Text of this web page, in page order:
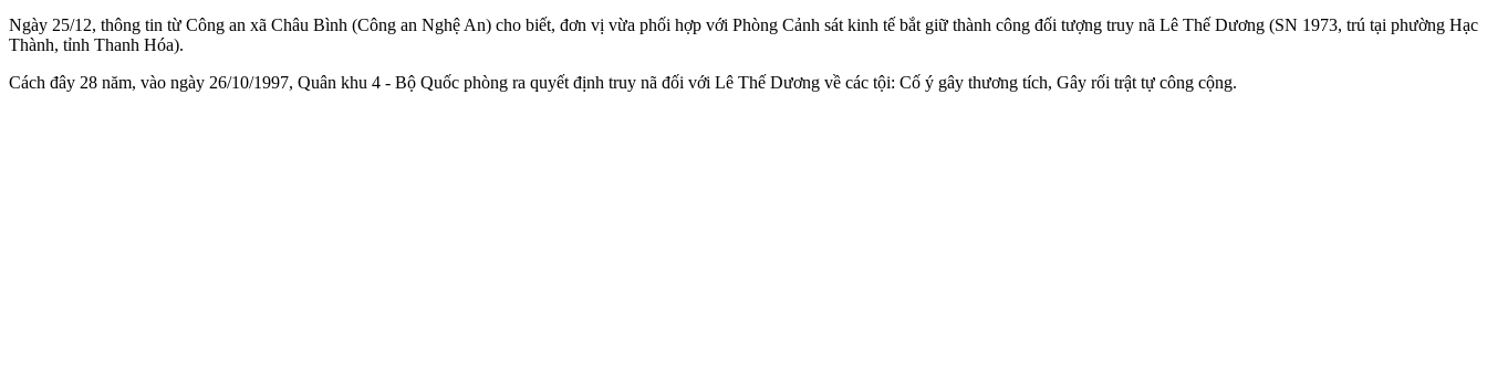
Ngày 25/12, thông tin từ Công an xã Châu Bình (Công an Nghệ An) cho biết, đơn vị vừa phối hợp với Phòng Cảnh sát kinh tế bắt giữ thành công đối tượng truy nã Lê Thế Dương (SN 1973, trú tại phường Hạc
Thành, tỉnh Thanh Hóa).
Cách đây 28 năm, vào ngày 26/10/1997, Quân khu 4 - Bộ Quốc phòng ra quyết định truy nã đối với Lê Thế Dương về các tội: Cố ý gây thương tích, Gây rối trật tự công cộng.